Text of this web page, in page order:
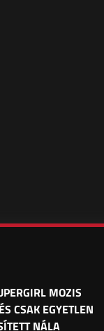
MOZIS
CSAK EGYETLEN
NÁLA